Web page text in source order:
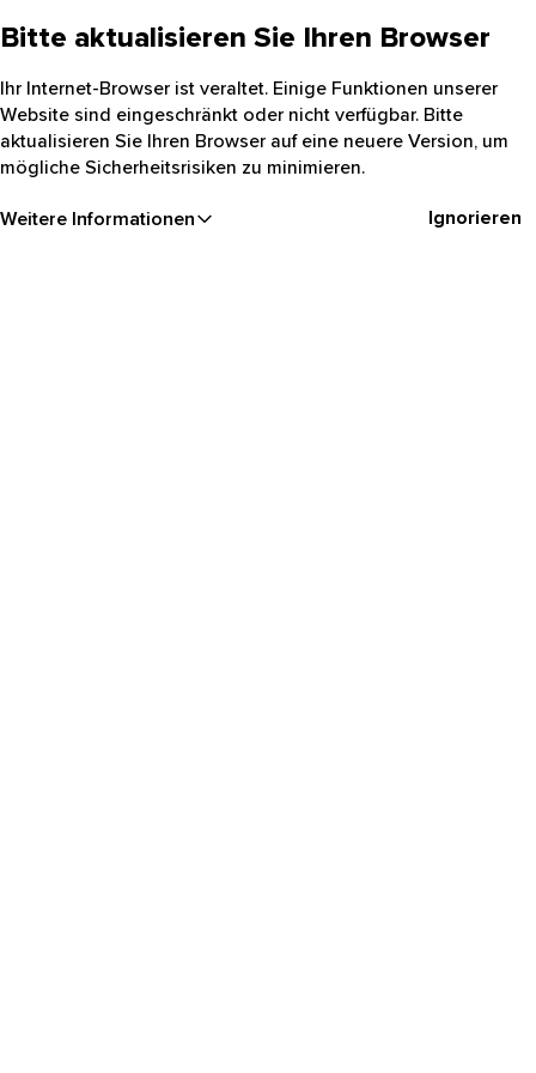
Bitte aktualisieren Sie Ihren Browser
Ihr Internet-Browser ist veraltet. Einige Funktionen unserer
Website sind eingeschränkt oder nicht verfügbar. Bitte
aktualisieren Sie Ihren Browser auf eine neuere Version, um
mögliche Sicherheitsrisiken zu minimieren.
Weitere Informationen Ignorieren